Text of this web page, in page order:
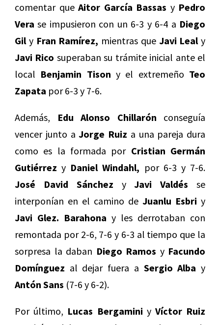
comentar que Aitor García Bassas y Pedro
Vera se impusieron con un 6-3 y 6-4 a Diego
Gil y Fran Ramírez, mientras que Javi Leal y
Javi Rico superaban su trámite inicial ante el
local Benjamin Tison y el extremeño Teo
Zapata por 6-3 y 7-6.
Además, Edu Alonso Chillarón conseguía
vencer junto aJorge Ruiz a una pareja dura
como es la formada por Cristian Germán
Gutiérrez y Daniel Windahl, por 6-3 y 7-6.
José David Sánchez yJavi Valdés se
interponían en el camino de Juanlu Esbri y
Javi Glez. Barahona y les derrotaban con
remontada por 2-6, 7-6 y 6-3 al tiempo que la
sorpresa la daban Diego Ramos y Facundo
Domínguez al dejar fuera a Sergio Alba y
Antón Sans (7-6 y 6-2).
Por último, Lucas Bergamini y Víctor Ruiz